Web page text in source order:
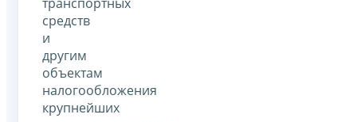
средств
и
другим
объектам
налогообложения
крупнейших